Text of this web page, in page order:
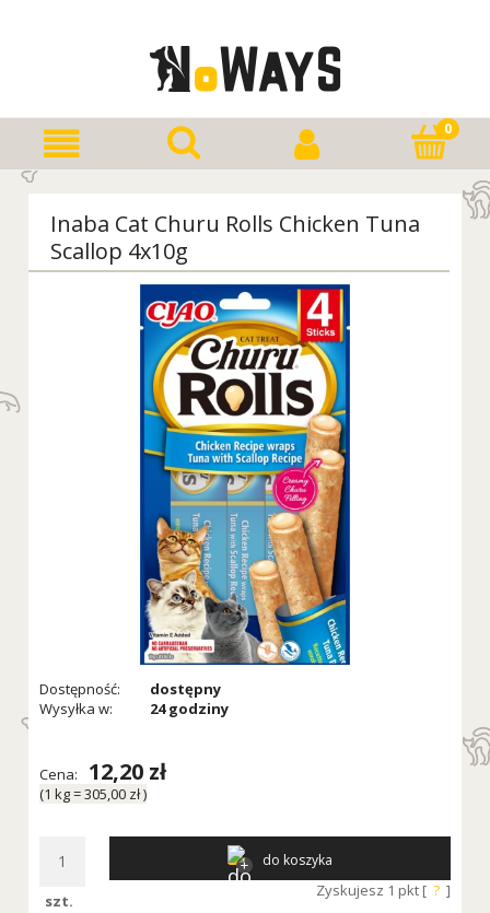
Inaba Cat Churu Rolls Chicken Tuna
Scallop 4x10g
Dostępność:
dostępny
Wysyłka w:
24 godziny
Cena: 12,20 zł
(1 kg=305,00 zł)
szt.
do koszyka
Zyskujesz 1 pkt [ ? ]